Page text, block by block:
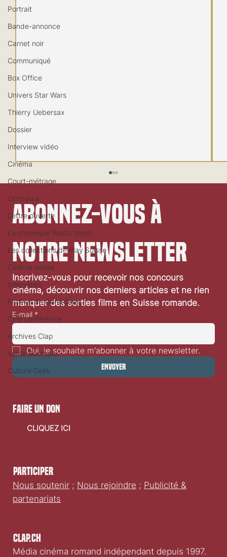
Portrait
Bande-annonce
Carnet noir
Communiqué
Box Office
Univers Star Wars
Thierry Uebersax
Dossier
Interview vidéo
Cinéma
Court-métrage
Concours
Lettre ouverte
La chronique Recto Verso
Les collections de Play Suisse
Cinéma suisse
Interviews
Festival de Gérardmer
Ciné conférence
Archives Clap
Vente Boutique
Culture Geek
La troisième saison de Cap sur le Monde
démarre en octobre
Abonnez-vous à
notre newsletter
Inscrivez-vous pour recevoir nos concours
cinéma, découvrir nos derniers articles et ne rien
manquer des sorties films en Suisse romande.
E-mail *
Oui, je souhaite m'abonner à votre newsletter.
Envoyer
Clap.ch
Média cinéma romand indépendant depuis 1997.
Participer
Nous soutenir ; Nous rejoindre ; Publicité &
partenariats
faire un don
CLIQUEZ ICI